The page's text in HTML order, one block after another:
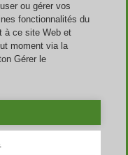
Tous les droits sont
confidentialité
ou gérer vos
fonctionnalités du
à ce site Web et
moment via la
Gérer le